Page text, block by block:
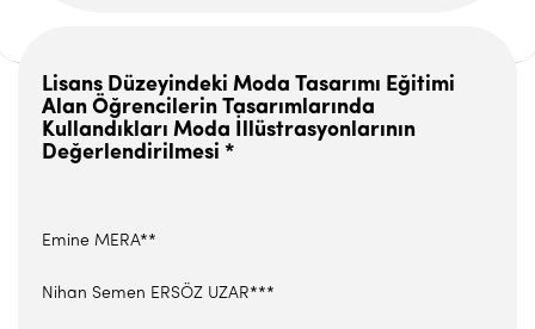
Lisans Düzeyindeki Moda Tasarımı Eğitimi
Alan Öğrencilerin Tasarımlarında
Kullandıkları Moda İllüstrasyonlarının
Değerlendirilmesi *
Emine MERA**
Nihan Semen ERSÖZ UZAR***